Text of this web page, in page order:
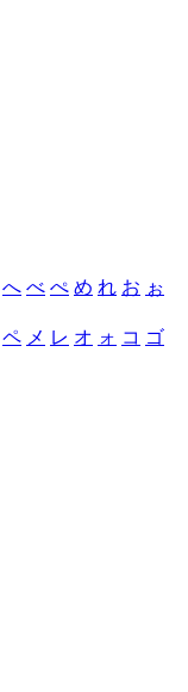
へ べ ぺ め れ お ぉ
ペ メ レ オ ォ コ ゴ